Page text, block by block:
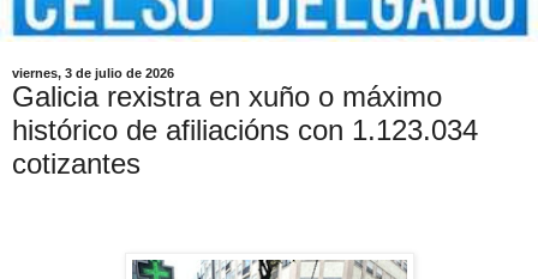
viernes, 3 de julio de 2026
Galicia rexistra en xuño o máximo
histórico de afiliacións con 1.123.034
cotizantes